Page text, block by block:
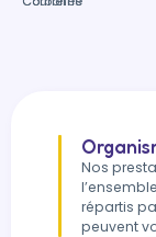
Nos
répartis
peuvent